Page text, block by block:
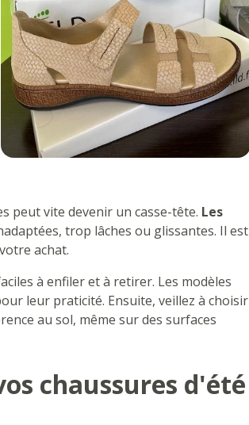
peut vite devenir un casse-tête. Les
trop lâches ou glissantes. Il est
achat.
à enfiler et à retirer. Les modèles
leur praticité. Ensuite, veillez à choisir
au sol, même sur des surfaces
chaussures d'été